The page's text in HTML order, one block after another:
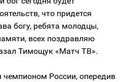
что придется
богу, ребята молодцы,
всех поздравляю
Тимощук «Матч ТВ».
чемпионом России, опередив